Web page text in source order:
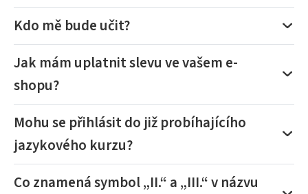
Kdo mě bude učit?
Jak mám uplatnit slevu ve vašem e-
shopu?
Mohu se přihlásit do již probíhajícího
jazykového kurzu?
Co znamená symbol „II.“ a „III.“ v názvu